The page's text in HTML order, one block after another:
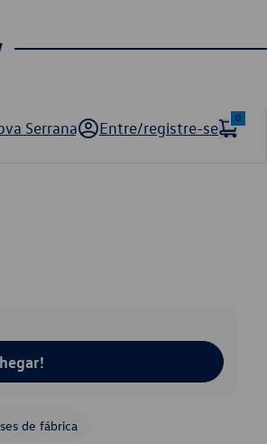
Serrana Entre/registre-se
0
de fábrica